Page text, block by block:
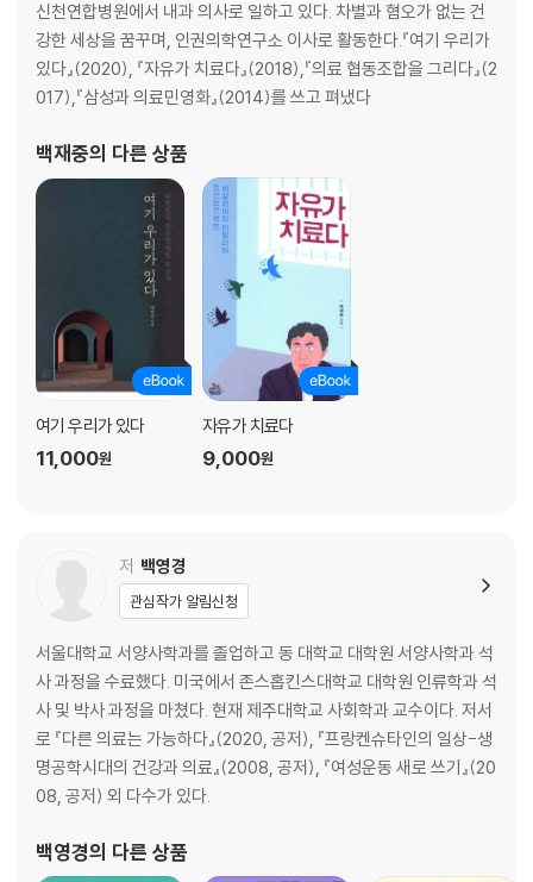
신천연합병원에서 내과 의사로 일하고 있다. 차별과 혐오가 없는 건
강한 세상을 꿈꾸며, 인권의학연구소 이사로 활동한다.『여기 우리가
있다』(2020), 『자유가 치료다』(2018),『의료 협동조합을 그리다』(2
017),『삼성과 의료민영화』(2014)를 쓰고 펴냈다
백재중의 다른 상품
여기 우리가 있다
11,000원
자유가 치료다
9,000원
저 백영경
관심작가 알림신청
서울대학교 서양사학과를 졸업하고 동 대학교 대학원 서양사학과 석
사 과정을 수료했다. 미국에서 존스홉킨스대학교 대학원 인류학과 석
사 및 박사 과정을 마쳤다. 현재 제주대학교 사회학과 교수이다. 저서
로 『다른 의료는 가능하다』(2020, 공저), 『프랑켄슈타인의 일상-생
명공학시대의 건강과 의료』(2008, 공저), 『여성운동 새로 쓰기』(20
08, 공저) 외 다수가 있다.
백영경의 다른 상품